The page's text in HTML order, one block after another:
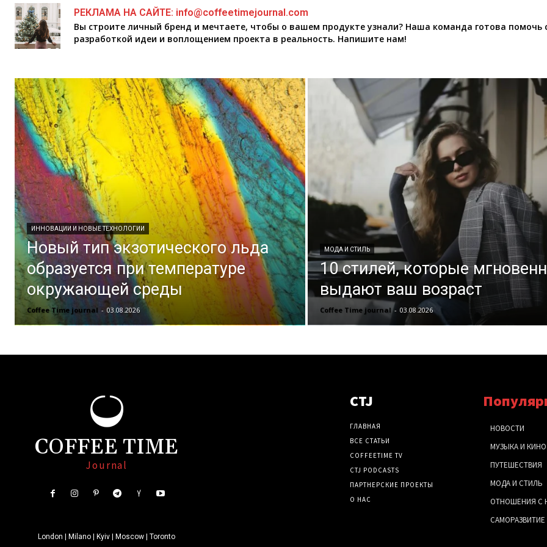
РЕКЛАМА НА САЙТЕ: info@coffeetimejournal.com
Вы строите личный бренд и мечтаете, чтобы о вашем продукте узнали? Наша команда готова помочь
разработкой идеи и воплощением проекта в реальность. Напишите нам!
ИННОВАЦИИ И НОВЫЕ ТЕХНОЛОГИИ
Новый тип экзотического льда
образуется при температуре
окружающей среды
Coffee Time journal - 03.08.2026
МОДА И СТИЛЬ
10 стилей, которые
выдают ваш возраст
Coffee Time journal - 03.08.2026
COFFEE TIME
Journal
London | Milano | Kyiv | Moscow | Toronto
CTJ
ГЛАВНАЯ
ВСЕ СТАТЬИ
COFFEETIME TV
CTJ PODCASTS
ПАРТНЕРСКИЕ ПРОЕКТЫ
О НАС
НОВОСТИ
МУЗЫКА И КИНО
ПУТЕШЕСТВИЯ
МОДА И СТИЛЬ
ОТНОШЕНИЯ С
САМОРАЗВИТИЕ